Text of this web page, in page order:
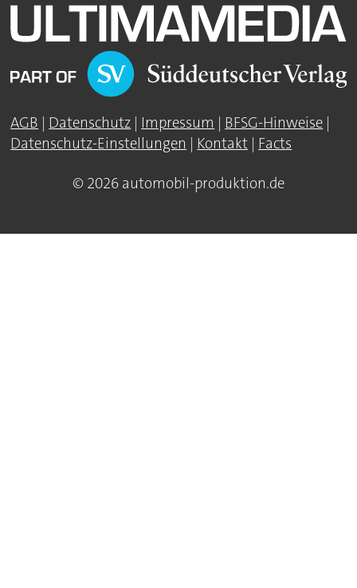
AGB | Datenschutz | Impressum | BFSG-Hinweise |
Datenschutz-Einstellungen | Kontakt | Facts
© 2026 automobil-produktion.de